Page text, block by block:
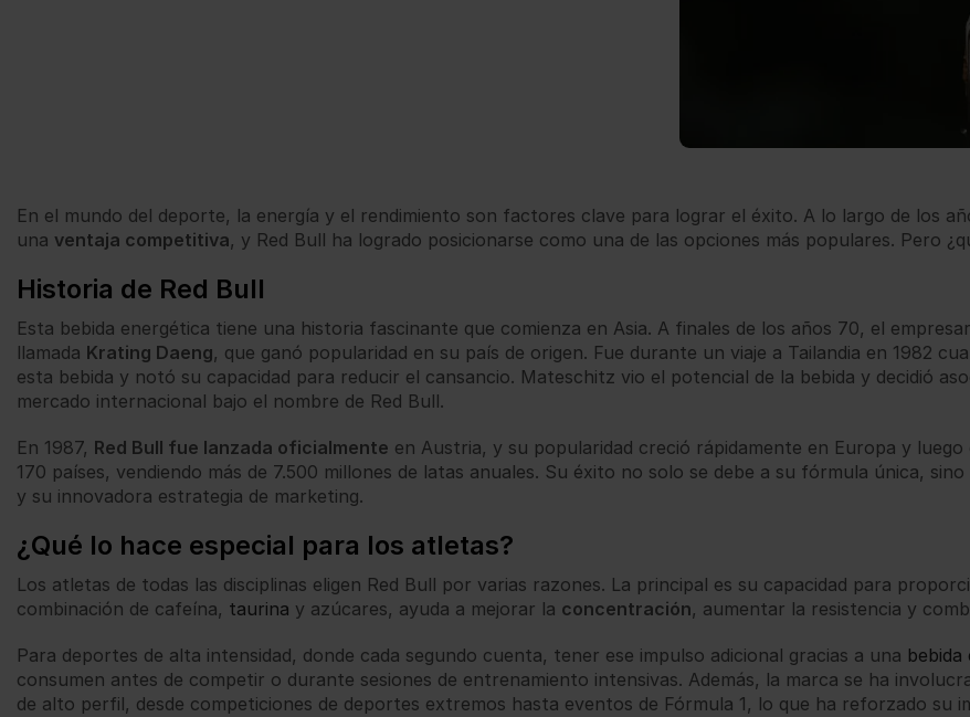
En el mundo del deporte, la energía y el rendimiento son factores clave para lograr el éxito. A lo largo de los
una ventaja competitiva, y Red Bull ha logrado posicionarse como una de las opciones más populares. Pero
Historia de Red Bull
Esta bebida energética tiene una historia fascinante que comienza en Asia. A finales de los años 70, el
llamada Krating Daeng, que ganó popularidad en su país de origen. Fue durante un viaje a Tailandia en 1982
esta bebida y notó su capacidad para reducir el cansancio. Mateschitz vio el potencial de la bebida y decidió
mercado internacional bajo el nombre de Red Bull.
En 1987, Red Bull fue lanzada oficialmente en Austria, y su popularidad creció rápidamente en Europa y
170 países, vendiendo más de 7.500 millones de latas anuales. Su éxito no solo se debe a su fórmula única,
y su innovadora estrategia de marketing.
¿Qué lo hace especial para los atletas?
Los atletas de todas las disciplinas eligen Red Bull por varias razones. La principal es su capacidad para
combinación de cafeína, taurina y azúcares, ayuda a mejorar la concentración, aumentar la resistencia y
Para deportes de alta intensidad, donde cada segundo cuenta, tener ese impulso adicional gracias a una bebida
consumen antes de competir o durante sesiones de entrenamiento intensivas. Además, la marca se ha
de alto perfil, desde competiciones de deportes extremos hasta eventos de Fórmula 1, lo que ha reforzado su